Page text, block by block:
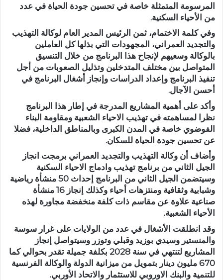
المرسومة المتمثلة خاصة في تحسين جودة الحياة في عدد
من الأحياء السكنية.
وفي كلمة الاختمام، ثمن الرئيس المدير العام لوكالة التهذيب
والتجديد العمراني، المجهودات التي بذلها كل العاملين
بالوكالة وسعيهم لإنجاح هذا البرنامج من خلال التنسيق
المتواصل بين مختلف المتدخلين وتذليل الصعوبات من أجل
تنفيذ البرنامج وإعداد الدراسات وإنجاز أشغال البرنامج في
أحسن الآجال.
وأكد على أهمية المشاريع المدرجة في إطار هذا البرنامج
نظرا لمساهمته في تهذيب الاحياء الشعبية ومقاومة البناء
الفوضوي خاصة في المدن الكبرى وبالمناطق الداخلية، فضلا
عن تحسين جودة الحياة للسكان.
وأضاف أن وكالة التهذيب والتجديد العمراني برمجت انجاز
الجيل الثاني من برنامج تهذيب وادماج الاحياء السكنية
وسيتضمن الجيل الثاني من البرنامج إحداث 50 منشأة رياضية
وشبابية وثقافية ومنتزهات أحياء وكذلك إنجاز 16 منشأة
صناعية علاوة عن مقاسم ذات كلفة منخفضة مجاورة لهذه
الأحياء الشعبية.
وقد انطلقت الأشغال في عدد من الولايات على غرار سوسة
والمنستير وسيدي بوزيد وقبلي وتوزر وسيتواصل إنجاز
المشاريع لتنتهي في سنة 2028 بكلفة جميلة تقدر بحوالي كما
670 مليون دينار بتمويل من ميزانية الدولة والوكالة الفرنسية
للتنمية والبنك الاوروبي للاستثمار والاتحاد الأوربي.